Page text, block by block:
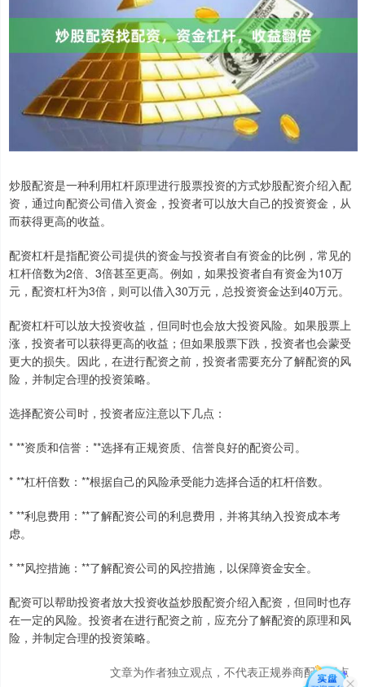
炒股配资是一种利用杠杆原理进行股票投资的方式炒股配资介绍入配
资，通过向配资公司借入资金，投资者可以放大自己的投资资金，从
而获得更高的收益。
配资杠杆是指配资公司提供的资金与投资者自有资金的比例，常见的
杠杆倍数为2倍、3倍甚至更高。例如，如果投资者自有资金为10万
元，配资杠杆为3倍，则可以借入30万元，总投资资金达到40万元。
配资杠杆可以放大投资收益，但同时也会放大投资风险。如果股票上
涨，投资者可以获得更高的收益；但如果股票下跌，投资者也会蒙受
更大的损失。因此，在进行配资之前，投资者需要充分了解配资的风
险，并制定合理的投资策略。
选择配资公司时，投资者应注意以下几点：
* **资质和信誉：**选择有正规资质、信誉良好的配资公司。
* **杠杆倍数：**根据自己的风险承受能力选择合适的杠杆倍数。
* **利息费用：**了解配资公司的利息费用，并将其纳入投资成本考
虑。
* **风控措施：**了解配资公司的风控措施，以保障资金安全。
配资可以帮助投资者放大投资收益炒股配资介绍入配资，但同时也存
在一定的风险。投资者在进行配资之前，应充分了解配资的原理和风
险，并制定合理的投资策略。
文章为作者独立观点，不代表正规券商配资观点